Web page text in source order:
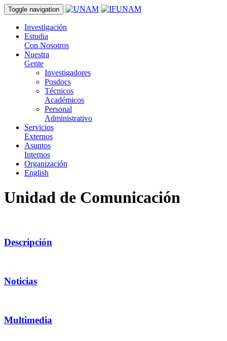
Toggle navigation
Investigación
Estudia
Con Nosotros
Nuestra
Gente
Investigadores
Posdocs
Técnicos
Académicos
Personal
Administrativo
Servicios
Externos
Asuntos
Internos
Organización
English
Unidad de Comunicación
Descripción
Noticias
Multimedia